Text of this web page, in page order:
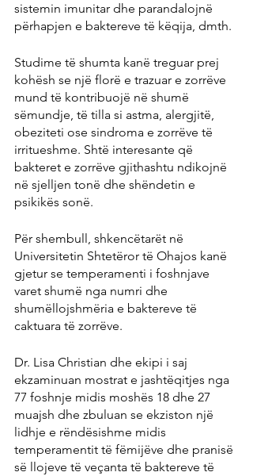
sistemin imunitar dhe parandalojnë
përhapjen e baktereve të këqija, dmth.
Studime të shumta kanë treguar prej
kohësh se një florë e trazuar e zorrëve
mund të kontribuojë në shumë
sëmundje, të tilla si astma, alergjitë,
obeziteti ose sindroma e zorrëve të
irritueshme. Shtë interesante që
bakteret e zorrëve gjithashtu ndikojnë
në sjelljen tonë dhe shëndetin e
psikikës sonë.
Për shembull, shkencëtarët në
Universitetin Shtetëror të Ohajos kanë
gjetur se temperamenti i foshnjave
varet shumë nga numri dhe
shumëllojshmëria e baktereve të
caktuara të zorrëve.
Dr. Lisa Christian dhe ekipi i saj
ekzaminuan mostrat e jashtëqitjes nga
77 foshnje midis moshës 18 dhe 27
muajsh dhe zbuluan se ekziston një
lidhje e rëndësishme midis
temperamentit të fëmijëve dhe pranisë
së llojeve të veçanta të baktereve të